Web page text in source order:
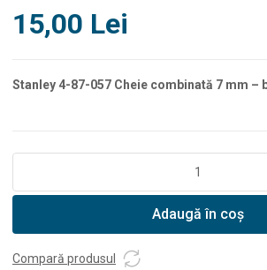
15,00 Lei
Stanley 4-87-057 Cheie combinată 7 mm –
4-
Cheie
Adaugă în coș
Compară produsul